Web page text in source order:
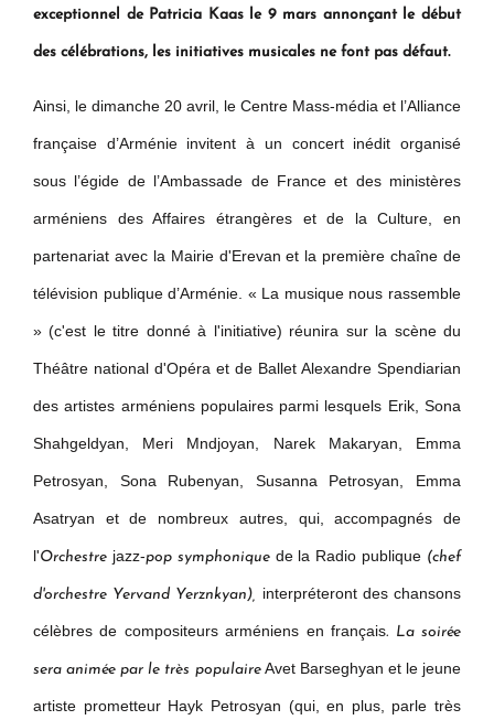
Le premier hôtel Hyatt Regency d'Arménie
exceptionnel de Patricia Kaas le 9 mars annonçant le début
des célébrations, les initiatives musicales ne font pas défaut.
Ainsi, le dimanche 20 avril, le Centre Mass-média et l’Alliance
française d’Arménie invitent à un concert inédit organisé
sous l’égide de l’Ambassade de France et des ministères
arméniens des Affaires étrangères et de la Culture, en
partenariat avec la Mairie d'Erevan et la première chaîne de
télévision publique d’Arménie. « La musique nous rassemble
» (c'est le titre donné à l'initiative) réunira sur la scène du
Théâtre national d'Opéra et de Ballet Alexandre Spendiarian
des artistes arméniens populaires parmi lesquels Erik, Sona
Shahgeldyan, Meri Mndjoyan, Narek Makaryan, Emma
Petrosyan, Sona Rubenyan, Susanna Petrosyan, Emma
Asatryan et de nombreux autres, qui, accompagnés de
l'Orchestre jazz-pop symphonique de la Radio publique (chef
d'orchestre Yervand Yerznkyan), interpréteront des chansons
célèbres de compositeurs arméniens en français. La soirée
sera animée par le très populaireAvet Barseghyan et le jeune
artiste prometteur Hayk Petrosyan (qui, en plus, parle très